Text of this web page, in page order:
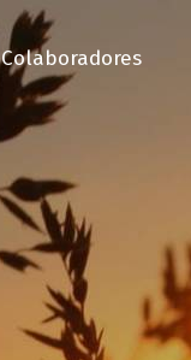
Colaboradores